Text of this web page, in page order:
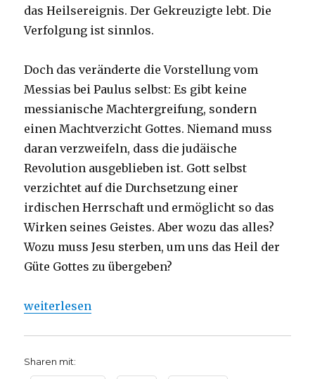
das Heilsereignis. Der Gekreuzigte lebt. Die
Verfolgung ist sinnlos.
Doch das veränderte die Vorstellung vom
Messias bei Paulus selbst: Es gibt keine
messianische Machtergreifung, sondern
einen Machtverzicht Gottes. Niemand muss
daran verzweifeln, dass die judäische
Revolution ausgeblieben ist. Gott selbst
verzichtet auf die Durchsetzung einer
irdischen Herrschaft und ermöglicht so das
Wirken seines Geistes. Aber wozu das alles?
Wozu muss Jesu sterben, um uns das Heil der
Güte Gottes zu übergeben?
„Predigt über 2.Kor 5,14-21, Christoph Fleischer,
weiterlesen
Sharen mit: